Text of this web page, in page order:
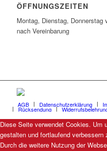
ÖFFNUNGSZEITEN
Montag, Dienstag, Donnerstag
nach Vereinbarung
AGB Datenschutzerklärung
Rücksendung
Diese Seite verwendet Cookies. Um
gestalten und fortlaufend
Durch die weitere Nutzung der